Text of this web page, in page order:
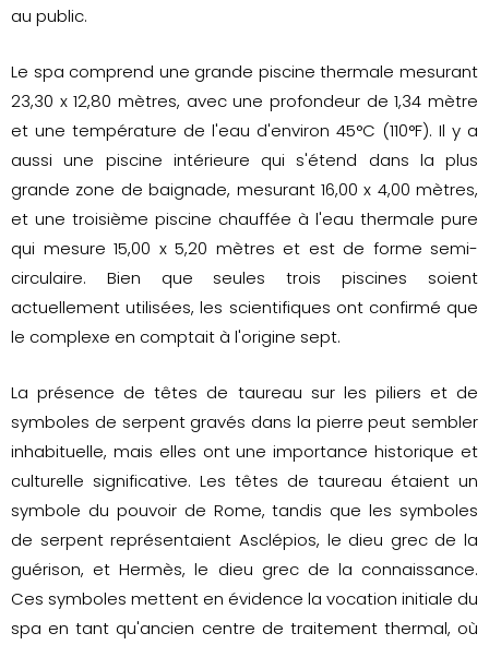
au public.
Le spa comprend une grande piscine thermale mesurant
23,30 x 12,80 mètres, avec une profondeur de 1,34 mètre
et une température de l'eau d'environ 45°C (110°F). Il y a
aussi une piscine intérieure qui s'étend dans la plus
grande zone de baignade, mesurant 16,00 x 4,00 mètres,
et une troisième piscine chauffée à l'eau thermale pure
qui mesure 15,00 x 5,20 mètres et est de forme semi-
circulaire. Bien que seules trois piscines soient
actuellement utilisées, les scientifiques ont confirmé que
le complexe en comptait à l'origine sept.
La présence de têtes de taureau sur les piliers et de
symboles de serpent gravés dans la pierre peut sembler
inhabituelle, mais elles ont une importance historique et
culturelle significative. Les têtes de taureau étaient un
symbole du pouvoir de Rome, tandis que les symboles
de serpent représentaient Asclépios, le dieu grec de la
guérison, et Hermès, le dieu grec de la connaissance.
Ces symboles mettent en évidence la vocation initiale du
spa en tant qu'ancien centre de traitement thermal, où